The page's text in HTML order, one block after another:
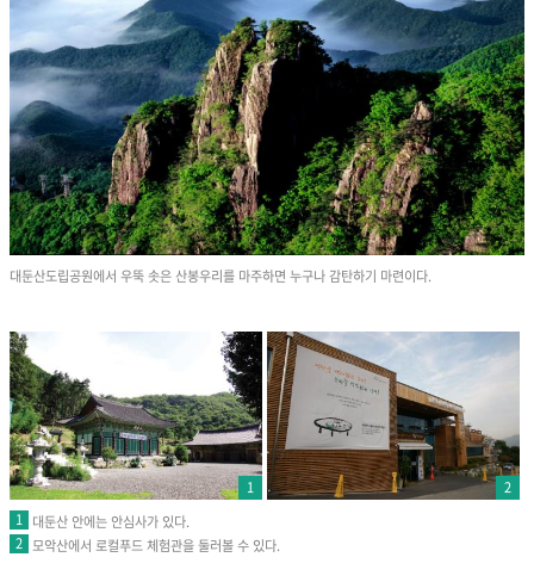
대둔산도립공원에서 우뚝 솟은 산봉우리를 마주하면 누구나 감탄하기 마련이다.
1
2
1 대둔산 안에는 안심사가 있다.
2 모악산에서 로컬푸드 체험관을 둘러볼 수 있다.